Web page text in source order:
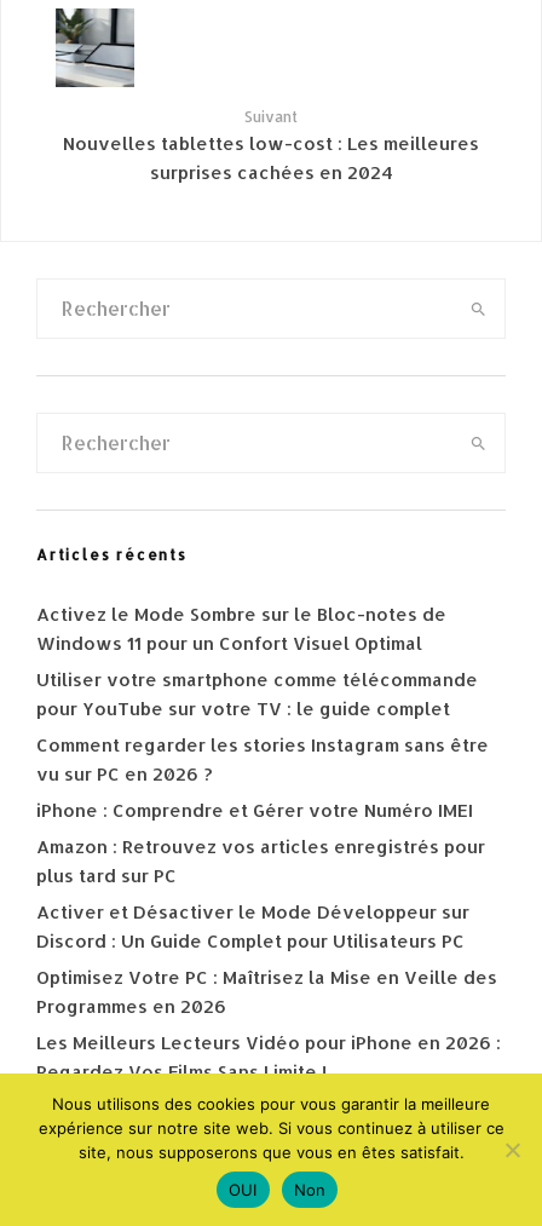
Suivant
Nouvelles tablettes low-cost : Les meilleures
surprises cachées en 2024
Articles récents
Activez le Mode Sombre sur le Bloc-notes de
Windows 11 pour un Confort Visuel Optimal
Utiliser votre smartphone comme télécommande
pour YouTube sur votre TV : le guide complet
Comment regarder les stories Instagram sans être
vu sur PC en 2026 ?
iPhone : Comprendre et Gérer votre Numéro IMEI
Amazon : Retrouvez vos articles enregistrés pour
plus tard sur PC
Activer et Désactiver le Mode Développeur sur
Discord : Un Guide Complet pour Utilisateurs PC
Optimisez Votre PC : Maîtrisez la Mise en Veille des
Programmes en 2026
Les Meilleurs Lecteurs Vidéo pour iPhone en 2026 :
Regardez Vos Films Sans Limite !
Nous utilisons des cookies pour vous garantir la meilleure
expérience sur notre site web. Si vous continuez à utiliser ce
site, nous supposerons que vous en êtes satisfait.
OUI
Non